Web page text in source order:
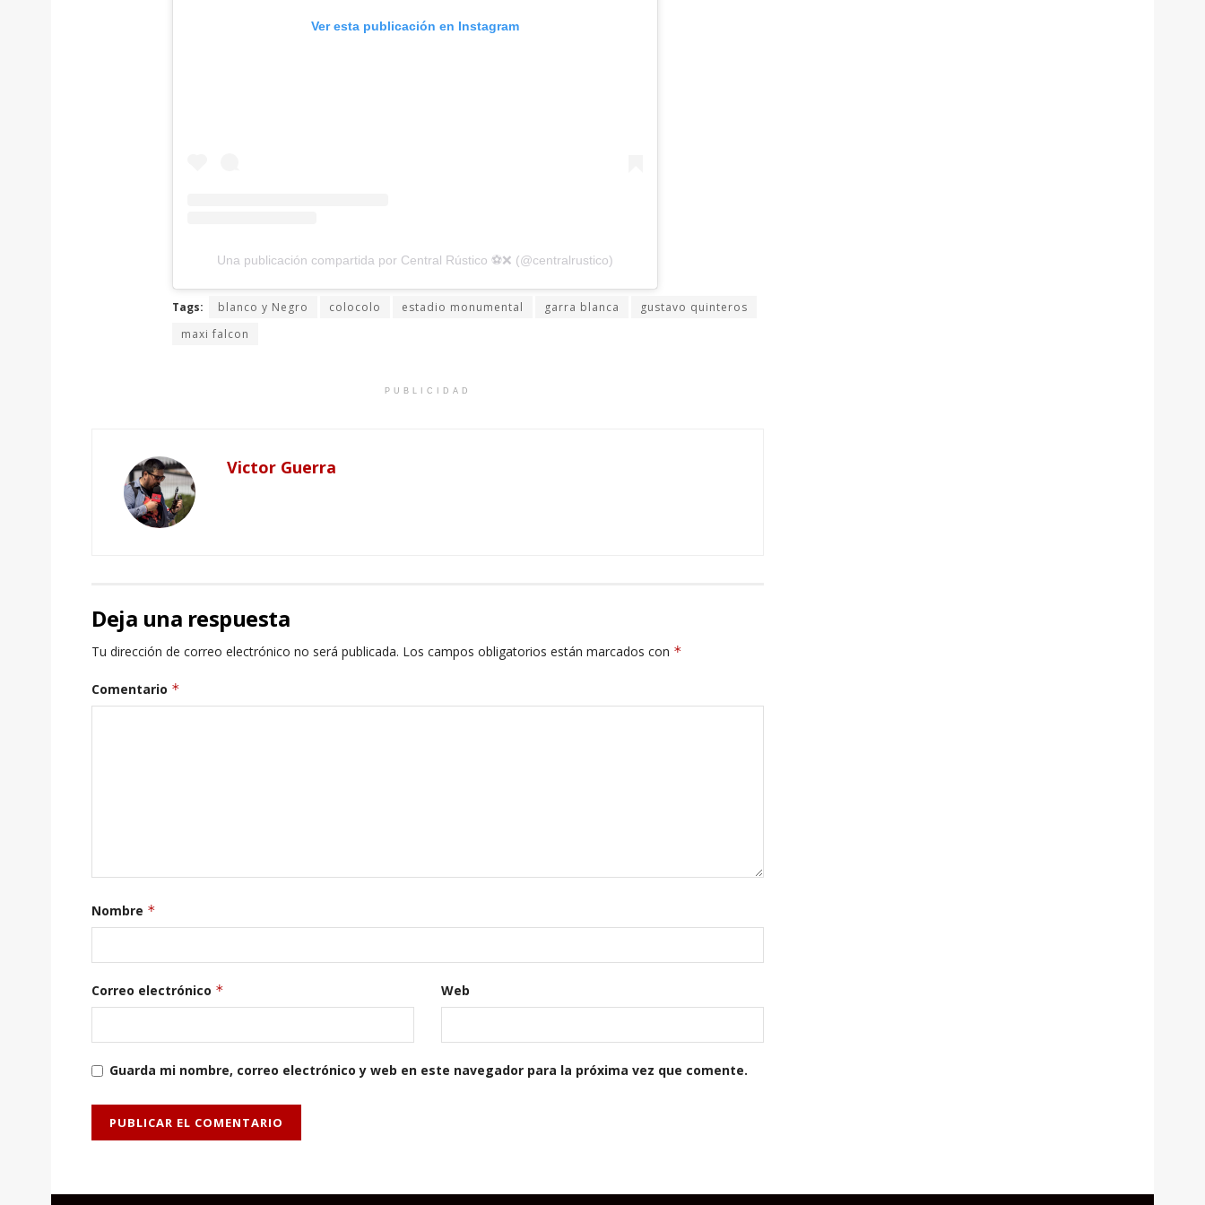
Ver esta publicación en Instagram
Una publicación compartida por Central Rústico ⚽️❌ (@centralrustico)
Tags: blanco y Negro colocolo estadio monumental garra blanca
gustavo quinteros
maxi falcon
PUBLICIDAD
Victor Guerra
Deja una respuesta
Tu dirección de correo electrónico no será publicada. Los campos obligatorios están marcados con *
Comentario *
Nombre *
Correo electrónico * Web
Guarda mi nombre, correo electrónico y web en este navegador para la próxima vez que comente.